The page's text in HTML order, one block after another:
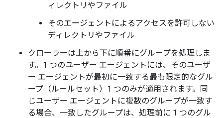
ィレクトリやファイル
そのエージェントによるアクセスを許可しない
ディレクトリやファイル
クローラーは上から下に順番にグループを処理しま
す。1 つのユーザー エージェントには、そのユーザ
ー エージェントが最初に一致する最も限定的なグル
ープ（ルールセット）1 つのみが適用されます。同
じユーザー エージェントに複数のグループが一致す
る場合、一致したグループは、処理前に 1 つのグル